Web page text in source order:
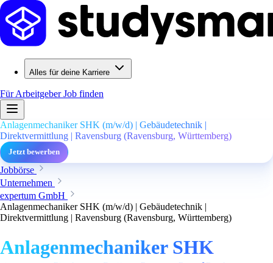
Alles für deine Karriere
Für ArbeitgeberJob finden
Anlagenmechaniker SHK (m/w/d) | Gebäudetechnik |
Direktvermittlung | Ravensburg (Ravensburg, Württemberg)
Jetzt bewerben
Jobbörse
Unternehmen
expertum GmbH
Anlagenmechaniker SHK (m/w/d) | Gebäudetechnik |
Direktvermittlung | Ravensburg (Ravensburg, Württemberg)
Anlagenmechaniker SHK